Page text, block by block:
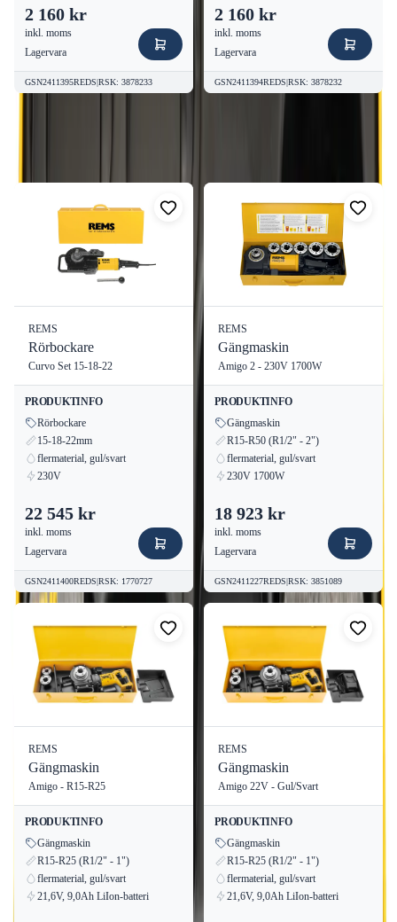
2 160 kr
inkl. moms
Lagervara
GSN2411395REDS|RSK: 3878233
2 160 kr
inkl. moms
Lagervara
GSN2411394REDS|RSK: 3878232
Fler produkter från
REMS
Rörbockare
Curvo Set 15-18-22
PRODUKTINFO
Rörbockare
15-18-22mm
flermaterial, gul/svart
230V
22 545 kr
inkl. moms
Lagervara
GSN2411400REDS|RSK: 1770727
REMS
Gängmaskin
Amigo 2 - 230V 1700W
PRODUKTINFO
Gängmaskin
R15-R50 (R1/2" - 2")
flermaterial, gul/svart
230V 1700W
18 923 kr
inkl. moms
Lagervara
GSN2411227REDS|RSK: 3851089
REMS
Gängmaskin
Amigo - R15-R25
PRODUKTINFO
Gängmaskin
R15-R25 (R1/2" - 1")
flermaterial, gul/svart
21,6V, 9,0Ah LiIon-batteri
REMS
Gängmaskin
Amigo 22V - Gul/Svart
PRODUKTINFO
Gängmaskin
R15-R25 (R1/2" - 1")
flermaterial, gul/svart
21,6V, 9,0Ah LiIon-batteri